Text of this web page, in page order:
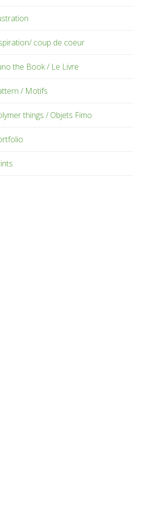
coup de coeur
the Book / Le Livre
/ Motifs
things / Objets Fimo